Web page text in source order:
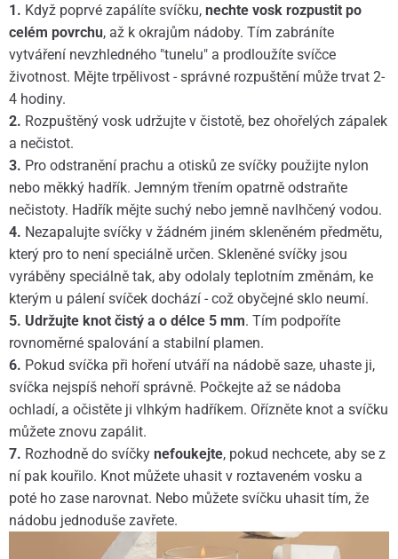
1. Když poprvé zapálíte svíčku, nechte vosk rozpustit po
celém povrchu, až k okrajům nádoby. Tím zabráníte
vytváření nevzhledného "tunelu" a prodloužíte svíčce
životnost. Mějte trpělivost - správné rozpuštění může trvat 2-
4 hodiny.
2. Rozpuštěný vosk udržujte v čistotě, bez ohořelých zápalek
a nečistot.
3. Pro odstranění prachu a otisků ze svíčky použijte nylon
nebo měkký hadřík. Jemným třením opatrně odstraňte
nečistoty. Hadřík mějte suchý nebo jemně navlhčený vodou.
4. Nezapalujte svíčky v žádném jiném skleněném předmětu,
který pro to není speciálně určen. Skleněné svíčky jsou
vyráběny speciálně tak, aby odolaly teplotním změnám, ke
kterým u pálení svíček dochází - což obyčejné sklo neumí.
5. Udržujte knot čistý a o délce 5 mm. Tím podpoříte
rovnoměrné spalování a stabilní plamen.
6. Pokud svíčka při hoření utváří na nádobě saze, uhaste ji,
svíčka nejspíš nehoří správně. Počkejte až se nádoba
ochladí, a očistěte ji vlhkým hadříkem. Ořízněte knot a svíčku
můžete znovu zapálit.
7. Rozhodně do svíčky nefoukejte, pokud nechcete, aby se z
ní pak kouřilo. Knot můžete uhasit v roztaveném vosku a
poté ho zase narovnat. Nebo můžete svíčku uhasit tím, že
nádobu jednoduše zavřete.